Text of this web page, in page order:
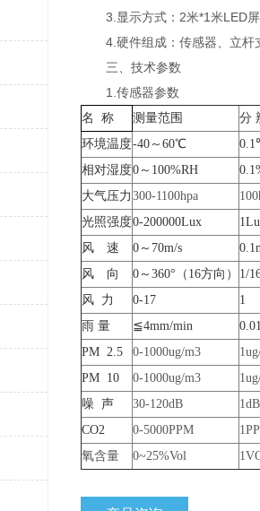
3.显示方式：2米*1米LED屏
4.硬件组成：传感器、立杆支
三、技术参数
1.传感器参数
名 称 测量范围 分
环境温度-40～60℃
相对湿度0～100%RH
大气压力 300-1100hpa
光照强度0-200000Lux
风 速
0～70m/s
风 向
0～360°（16方向） 1/
风 力 0-17 1
雨 量
≦4mm/min
PM 2.5 0-1000ug/m3
PM 10
0-1000ug/m3
噪 声 30-120dB 1dB
CO2
0-5000PPM
氧含量
0~25%Vol